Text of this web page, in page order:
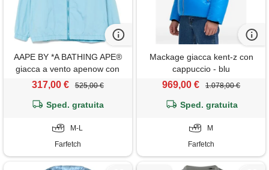
AAPE BY *A BATHING APE®
giacca a vento apenow con
logo - blu
317,00 € 525,00 €
Sped. gratuita
M-L
Farfetch
Mackage giacca kent-z con
cappuccio - blu
969,00 € 1.078,00 €
Sped. gratuita
M
Farfetch